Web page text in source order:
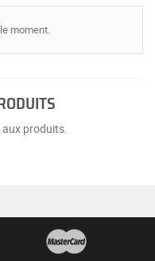
moment.
aux produits.